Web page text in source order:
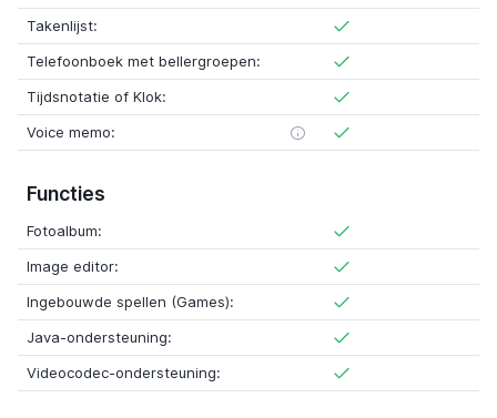
Takenlijst:
Telefoonboek met bellergroepen:
Tijdsnotatie of Klok:
Voice memo:
Functies
Fotoalbum:
Image editor:
Ingebouwde spellen (Games):
Java-ondersteuning:
Videocodec-ondersteuning: